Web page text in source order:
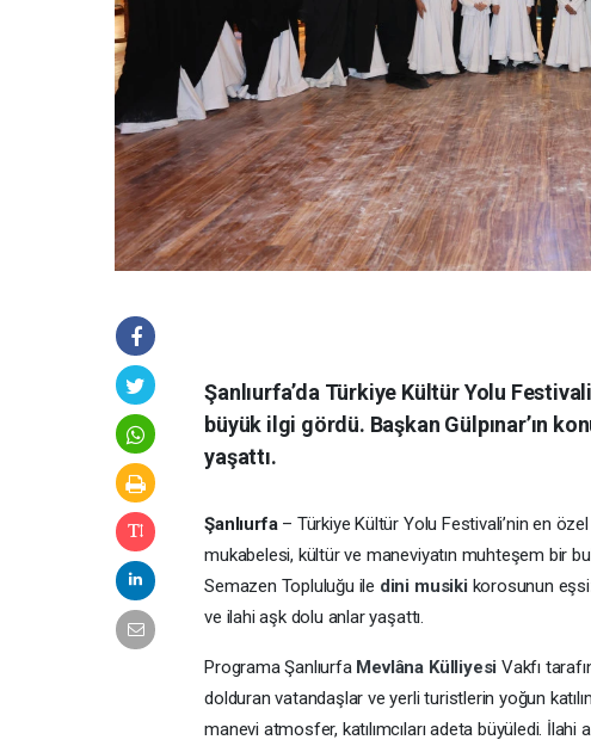
Şanlıurfa’da Türkiye Kültür Yolu
büyük ilgi gördü. Başkan Gülpınar’ın
yaşattı.
Şanlıurfa– Türkiye Kültür Yolu Festivali’nin en
mukabelesi, kültür ve maneviyatın muhteşem bir
Semazen Topluluğu ile dini musiki korosunun
ve ilahi aşk dolu anlar yaşattı.
ProgramaŞanlıurfa Mevlâna Külliyesi Vakfı
dolduran vatandaşlar ve yerli turistlerin yoğun
manevi atmosfer, katılımcıları adeta büyüledi.